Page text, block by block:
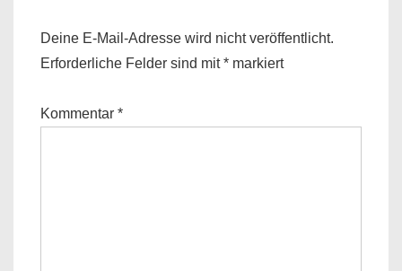
Deine E-Mail-Adresse wird nicht veröffentlicht.
Erforderliche Felder sind mit* markiert
Kommentar *